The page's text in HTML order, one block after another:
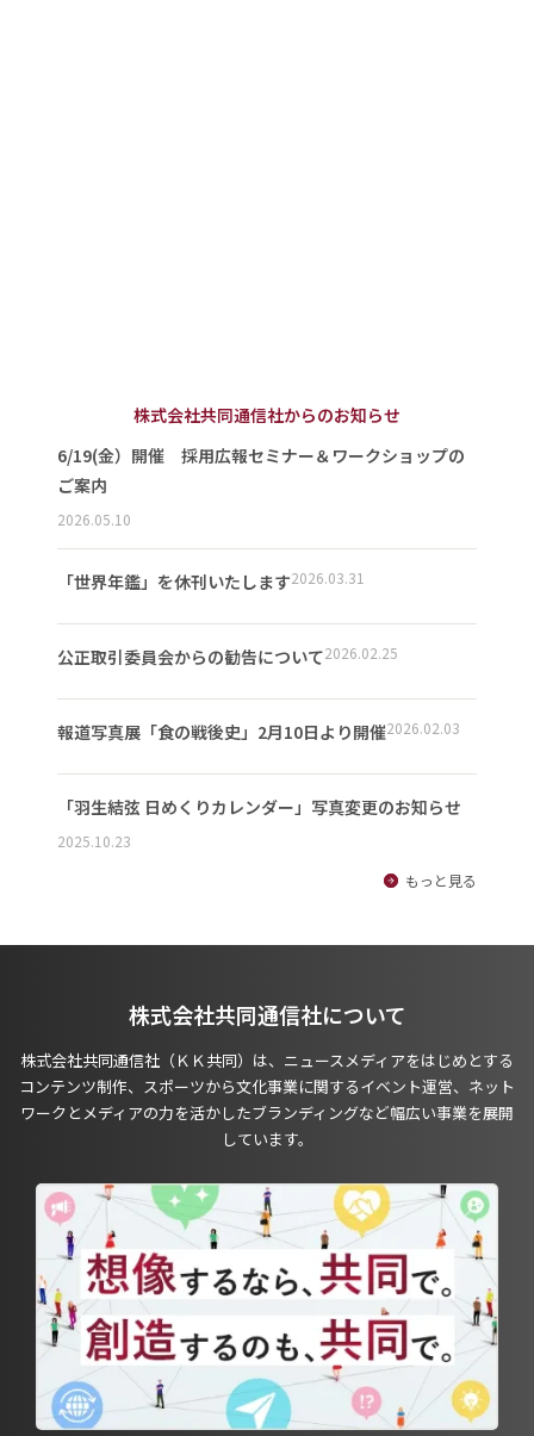
株式会社共同通信社からのお知らせ
6/19(金）開催 採用広報セミナー＆ワークショップの
ご案内
2026.05.10
「世界年鑑」を休刊いたします2026.03.31
公正取引委員会からの勧告について2026.02.25
報道写真展「食の戦後史」2月10日より開催2026.02.03
「羽生結弦 日めくりカレンダー」写真変更のお知らせ
2025.10.23
もっと見る
株式会社共同通信社について
株式会社共同通信社（ＫＫ共同）は、ニュースメディアをはじめとする
コンテンツ制作、スポーツから文化事業に関するイベント運営、ネット
ワークとメディアの力を活かしたブランディングなど幅広い事業を展開
しています。